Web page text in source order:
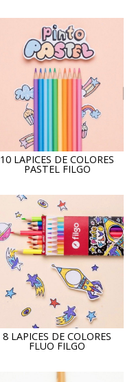
10 LAPICES DE COLORES
PASTEL FILGO
8 LAPICES DE COLORES
FLUO FILGO